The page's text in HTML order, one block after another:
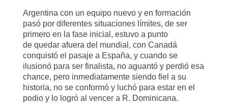
Argentina con un equipo nuevo y en formación
pasó por diferentes situaciones límites, de ser
primero en la fase inicial, estuvo a punto
de quedar afuera del mundial, con Canadá
conquistó el pasaje a España, y cuando se
ilusionó para ser finalista, no aguantó y perdió esa
chance, pero inmediatamente siendo fiel a su
historia, no se conformó y luchó para estar en el
podio y lo logró al vencer a R. Dominicana.